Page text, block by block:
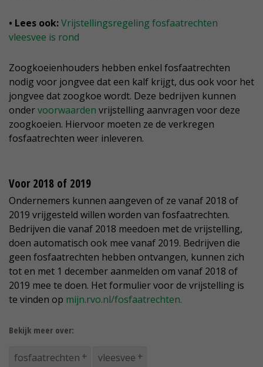
• Lees ook:Vrijstellingsregeling fosfaatrechten
vleesvee is rond
Zoogkoeienhouders hebben enkel fosfaatrechten
nodig voor jongvee dat een kalf krijgt, dus ook voor het
jongvee dat zoogkoe wordt. Deze bedrijven kunnen
ondervoorwaarden vrijstelling aanvragen voor deze
zoogkoeien. Hiervoor moeten ze de verkregen
fosfaatrechten weer inleveren.
Voor 2018 of 2019
Ondernemers kunnen aangeven of ze vanaf 2018 of
2019 vrijgesteld willen worden van fosfaatrechten.
Bedrijven die vanaf 2018 meedoen met de vrijstelling,
doen automatisch ook mee vanaf 2019. Bedrijven die
geen fosfaatrechten hebben ontvangen, kunnen zich
tot en met 1 december aanmelden om vanaf 2018 of
2019 mee te doen. Het formulier voor de vrijstelling is
te vinden op mijn.rvo.nl/fosfaatrechten.
Bekijk meer over:
fosfaatrechten vleesvee